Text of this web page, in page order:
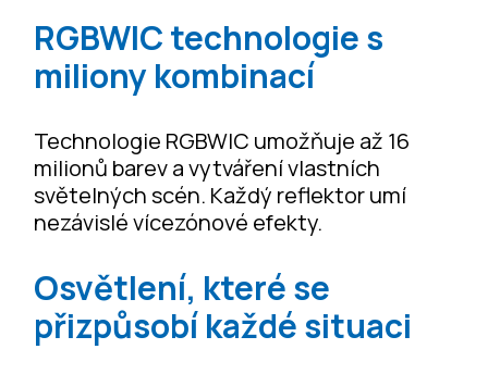
RGBWIC technologie s
miliony kombinací
Technologie RGBWIC umožňuje až 16
milionů barev a vytváření vlastních
světelných scén. Každý reflektor umí
nezávislé vícezónové efekty.
Osvětlení, které se
přizpůsobí každé situaci